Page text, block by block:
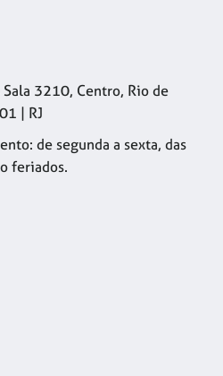
3210, Centro, Rio de
| RJ
de segunda a sexta, das
feriados.